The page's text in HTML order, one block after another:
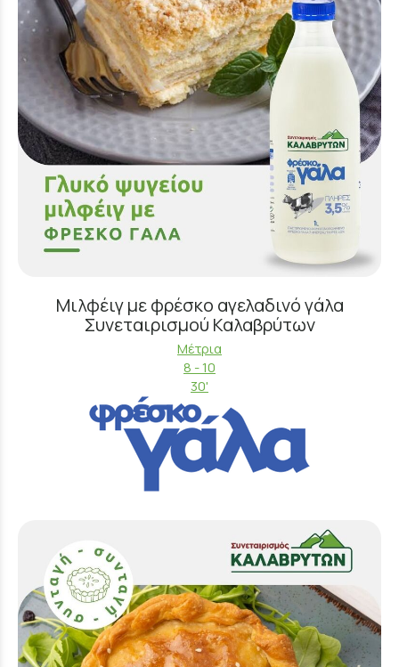
Μιλφέιγ με φρέσκο αγελαδινό γάλα
Συνεταιρισμού Καλαβρύτων
Μέτρια
8 - 10
30'